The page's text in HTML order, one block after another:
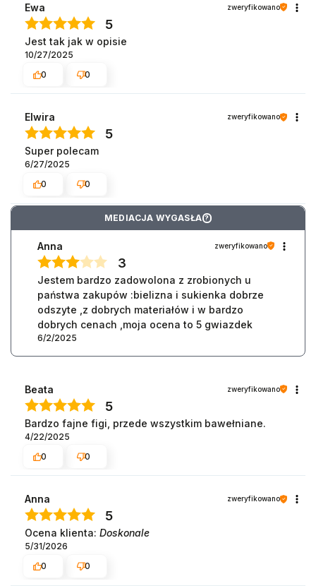
Ewa zweryfikowano
5
Jest tak jak w opisie
10/27/2025
0
0
Elwira zweryfikowano
5
Super polecam
6/27/2025
0
0
MEDIACJA WYGASŁA ?
Anna zweryfikowano
3
Jestem bardzo zadowolona z zrobionych u
państwa zakupów :bielizna i sukienka dobrze
odszyte ,z dobrych materiałów i w bardzo
dobrych cenach ,moja ocena to 5 gwiazdek
6/2/2025
Beata zweryfikowano
5
Bardzo fajne figi, przede wszystkim bawełniane.
4/22/2025
0
0
Anna zweryfikowano
5
Ocena klienta: Doskonale
5/31/2026
0
0